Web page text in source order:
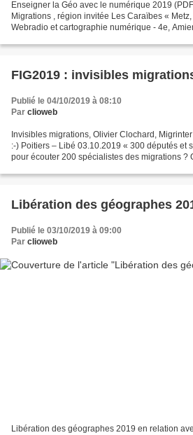
Enseigner la Géo avec le numérique 2019
Migrations , région invitée Les Caraïbes «
Webradio et cartographie numérique - 4e,
FIG2019 : invisibles
Publié le 04/10/2019 à 08:10
Par clioweb
Invisibles migrations, Olivier Clochard,
:-) Poitiers – Libé 03.10.2019 « 300 députés et
pour écouter 200 spécialistes des migrations ?
Libération des géographes
Publié le 03/10/2019 à 09:00
Par clioweb
Libération des géographes 2019 en relation